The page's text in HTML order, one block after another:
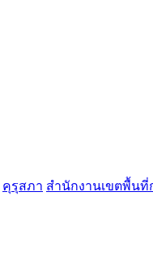
คุรุสภา สำนักงานเขตพื้น